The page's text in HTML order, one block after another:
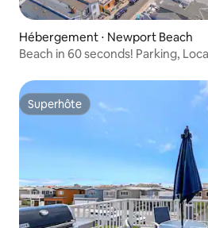
Hébergement ⋅ Newport Beach
Beach in 60 seconds! Parking,
Superhôte
Superhôte